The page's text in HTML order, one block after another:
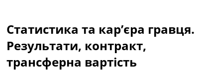
Чемпіонат Світу
Україна. Прем’єр-Ліга
Україна. Перша Ліга
Ліга Чемпіонів
Статистика та кар’єра гравця.
Результати, контракт,
трансферна вартість